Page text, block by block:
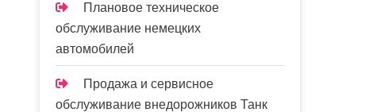
Плановое техническое
обслуживание немецких
автомобилей
Продажа и сервисное
обслуживание внедорожников Танк